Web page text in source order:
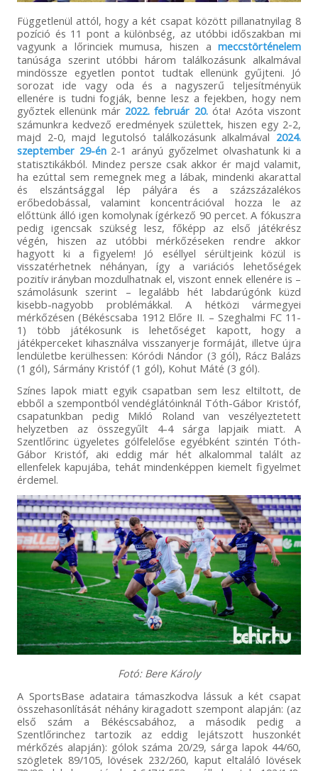
Függetlenül attól, hogy a két csapat között pillanatnyilag 8
pozíció és 11 pont a különbség, az utóbbi időszakban mi
vagyunk a lőrinciek mumusa, hiszen ameccstörténelem
tanúsága szerint utóbbi három találkozásunk alkalmával
mindössze egyetlen pontot tudtak ellenünk gyűjteni. Jó
sorozat ide vagy oda és a nagyszerű teljesítményük
ellenére is tudni fogják, benne lesz a fejekben, hogy nem
győztek ellenünk már 2022. február 20.óta! Azóta viszont
számunkra kedvező eredmények születtek, hiszen egy 2-2,
majd 2-0, majd legutolsó találkozásunk alkalmával 2024.
szeptember 29-én2-1 arányú győzelmet olvashatunk ki a
statisztikákból. Mindez persze csak akkor ér majd valamit,
ha ezúttal sem remegnek meg a lábak, mindenki akarattal
és elszántsággal lép pályára és a százszázalékos
erőbedobással, valamint koncentrációval hozza le az
előttünk álló igen komolynak ígérkező 90 percet. A fókuszra
pedig igencsak szükség lesz, főképp az első játékrész
végén, hiszen az utóbbi mérkőzéseken rendre akkor
hagyott ki a figyelem! Jó eséllyel sérültjeink közül is
visszatérhetnek néhányan, így a variációs lehetőségek
pozitív irányban mozdulhatnak el, viszont ennek ellenére is –
számolásunk szerint – legalább hét labdarúgónk küzd
kisebb-nagyobb problémákkal. A hétközi vármegyei
mérkőzésen (Békéscsaba 1912 Előre II. – Szeghalmi FC 11-
1) több játékosunk is lehetőséget kapott, hogy a
játékperceket kihasználva visszanyerje formáját, illetve újra
lendületbe kerülhessen: Kóródi Nándor (3 gól), Rácz Balázs
(1 gól), Sármány Kristóf (1 gól), Kohut Máté (3 gól).
Színes lapok miatt egyik csapatban sem lesz eltiltott, de
ebből a szempontból vendéglátóinknál Tóth-Gábor Kristóf,
csapatunkban pedig Mikló Roland van veszélyeztetett
helyzetben az összegyűlt 4-4 sárga lapjaik miatt. A
Szentlőrinc ügyeletes gólfelelőse egyébként szintén Tóth-
Gábor Kristóf, aki eddig már hét alkalommal talált az
ellenfelek kapujába, tehát mindenképpen kiemelt figyelmet
érdemel.
Fotó: Bere Károly
A SportsBase adataira támaszkodva lássuk a két csapat
összehasonlítását néhány kiragadott szempont alapján: (az
első szám a Békéscsabához, a második pedig a
Szentlőrinchez tartozik az eddig lejátszott huszonkét
mérkőzés alapján): gólok száma 20/29, sárga lapok 44/60,
szögletek 89/105, lövések 232/260, kaput eltaláló lövések